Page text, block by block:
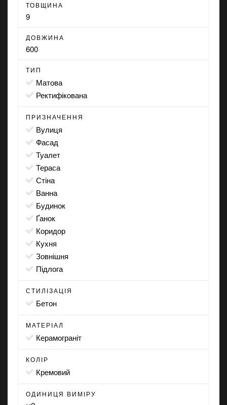
ТОВЩИНА
9
ДОВЖИНА
600
ТИП
матова
ректифікована
ПРИЗНАЧЕННЯ
вулиця
фасад
туалет
тераса
стіна
ванна
будинок
ґанок
коридор
кухня
зовнішня
підлога
СТИЛІЗАЦІЯ
бетон
МАТЕРІАЛ
Керамограніт
КОЛІР
кремовий
ОДИНИЦЯ ВИМІРУ